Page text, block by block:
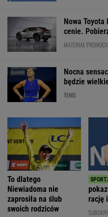
Nowa
cenie.
MATERIAŁ
Nocna
będzie
TENIS
To dlatego
Niewiadoma nie
zaprosiła na ślub
swoich rodziców
rację